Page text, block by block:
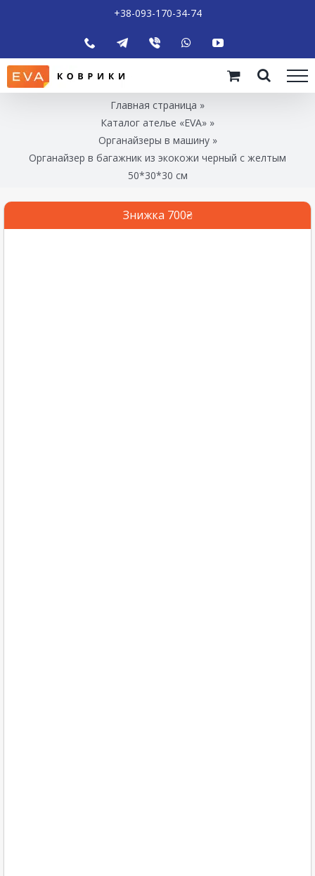
+38-093-170-34-74
Главная страница »
Каталог ателье «EVA» »
Органайзеры в машину»
Органайзер в багажник из экокожи черный с желтым
50*30*30 см
Знижка 700₴